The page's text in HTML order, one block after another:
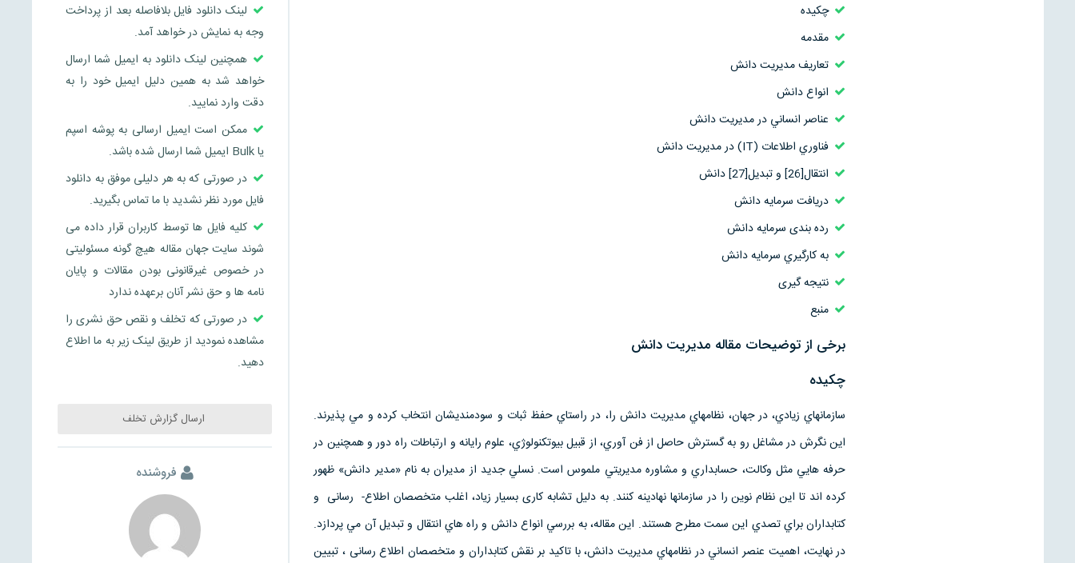
چکیده
مقدمه
تعاريف مديريت دانش
انواع دانش
عناصر انساني در مديريت دانش
فناوري اطلاعات (IT) در مديريت دانش
انتقال[26] و تبديل[27] دانش
دريافت سرمايه دانش
رده بندی سرمايه دانش
به كارگيري سرمايه دانش
نتیجه گیری
منبع
برخی از توضیحات مقاله مدیریت دانش
چكيده
سازمانهاي زيادي، در جهان، نظامهاي مديريت دانش را، در راستاي حفظ ثبات و سودمنديشان انتخاب كرده و مي پذيرند.
اين نگرش در مشاغل رو به گسترش حاصل از فن‌ آوري، از قبيل بيوتكنولوژي، علوم رايانه و ارتباطات راه دور و همچنين در
حرفه هايي مثل وكالت، حسابداري و مشاوره مديريتي ملموس است. نسلي جديد از مديران به نام «مدير دانش» ظهور
كرده اند تا اين نظام نوين را در سازمانها نهادينه كنند. به دلیل تشابه کاری بسیار زیاد، اغلب متخصصان اطلاع- رسانی و
كتابداران براي تصدي اين سمت مطرح هستند. اين مقاله، به بررسي انواع دانش و راه هاي انتقال و تبديل آن مي پردازد.
در نهايت، اهميت عنصر انساني در نظامهاي مديريت دانش، با تاکید بر نقش كتابداران و متخصصان اطلاع رسانی ، تبيين
لینک دانلود فایل بلافاصله بعد از پرداخت
وجه به نمایش در خواهد آمد.
همچنین لینک دانلود به ایمیل شما ارسال
خواهد شد به همین دلیل ایمیل خود را به
دقت وارد نمایید.
ممکن است ایمیل ارسالی به پوشه اسپم
یا Bulk ایمیل شما ارسال شده باشد.
در صورتی که به هر دلیلی موفق به دانلود
فایل مورد نظر نشدید با ما تماس بگیرید.
کلیه فایل ها توسط کاربران قرار داده می
شوند سایت جهان مقاله هیچ گونه مسئولیتی
در خصوص غیرقانونی بودن مقالات و پایان
نامه ها و حق نشر آنان برعهده ندارد
در صورتی که تخلف و نقص حق نشری را
مشاهده نمودید از طریق لینک زیر به ما اطلاع
دهید.
ارسال گزارش تخلف
فروشنده